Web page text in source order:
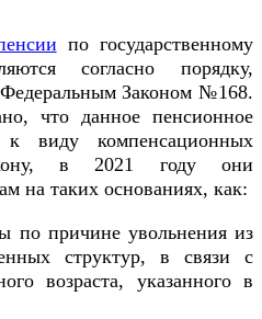
по государственному
согласно порядку,
Законом №168.
что данное пенсионное
к виду компенсационных
в 2021 году они
на таких основаниях, как:
по причине увольнения из
структур, в связи с
возраста, указанного в